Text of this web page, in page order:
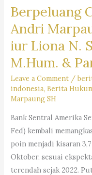
Dr.
Iur
Liona
N.
Supriatna.,
S.H.,
M.Hum.
–
Andri
Marpaung,
S.H.
M.H.&
Partners
Berpeluang
Andri
iur Liona N.
M.Hum. &
Leave a Comment /
indonesia,Berita
Marpaung SH
Bank Sentral Amerika
Fed) kembali
poin menjadi kisaran
Oktober, sesuai
terendah sejak 2022.